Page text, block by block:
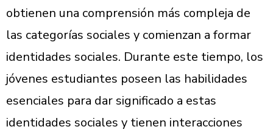
obtienen una comprensión más compleja de
las categorías sociales y comienzan a formar
identidades sociales. Durante este tiempo, los
jóvenes estudiantes poseen las habilidades
esenciales para dar significado a estas
identidades sociales y tienen interacciones